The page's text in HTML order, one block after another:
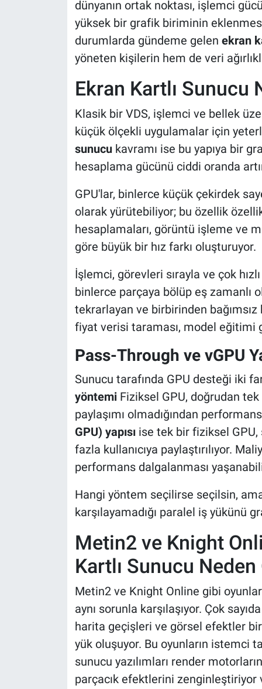
dünyanın ortak noktası, işlemci
yüksek bir grafik biriminin
durumlarda gündeme gelen ekran
yöneten kişilerin hem de veri
Ekran Kartlı Sunucu
Klasik bir VDS, işlemci ve bellek
küçük ölçekli uygulamalar için
sunucukavramı ise bu yapıya bir
hesaplama gücünü ciddi oranda
GPU'lar, binlerce küçük çekirdek
olarak yürütebiliyor; bu özellik
hesaplamaları, görüntü işleme ve
göre büyük bir hız farkı oluşturuyor.
İşlemci, görevleri sırayla ve çok
binlerce parçaya bölüp eş zamanlı
tekrarlayan ve birbirinden
fiyat verisi taraması, model eğitimi
Pass-Through ve vGPU
Sunucu tarafında GPU desteği iki
yöntemiFiziksel GPU, doğrudan tek
paylaşımı olmadığından
GPU) yapısıise tek bir fiziksel GPU,
fazla kullanıcıya paylaştırılıyor.
performans dalgalanması
Hangi yöntem seçilirse seçilsin,
karşılayamadığı paralel iş yükünü
Metin2 ve Knight
Kartlı Sunucu
Metin2 ve Knight Online gibi
aynı sorunla karşılaşıyor. Çok
harita geçişleri ve görsel efektler
yük oluşuyor. Bu oyunların istemci
sunucu yazılımları render
parçacık efektlerini